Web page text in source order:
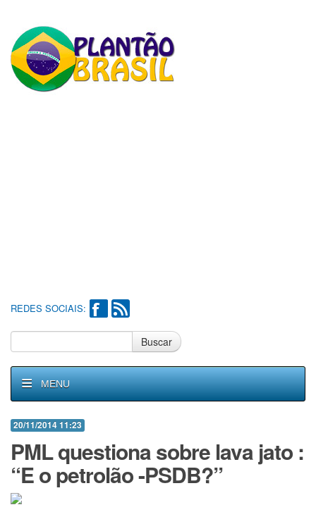
REDES SOCIAIS:
Buscar
MENU
20/11/2014 11:23
PML questiona sobre lava jato :
“E o petrolão -PSDB?”